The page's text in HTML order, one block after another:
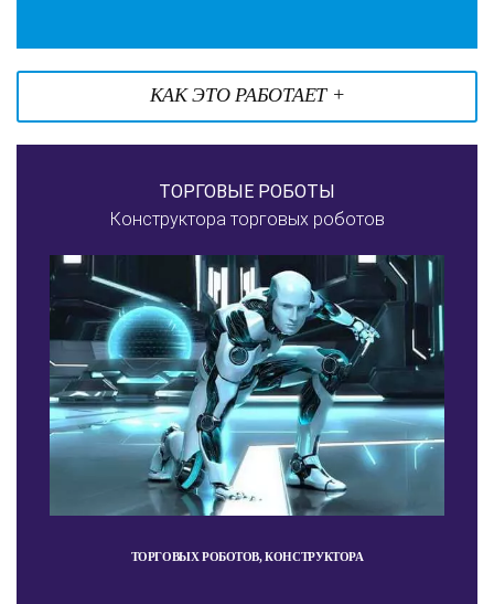
КАК ЭТО РАБОТАЕТ +
ТОРГОВЫЕ РОБОТЫ
Конструктора торговых роботов
ТОРГОВЫХ РОБОТОВ, КОНСТРУКТОРА